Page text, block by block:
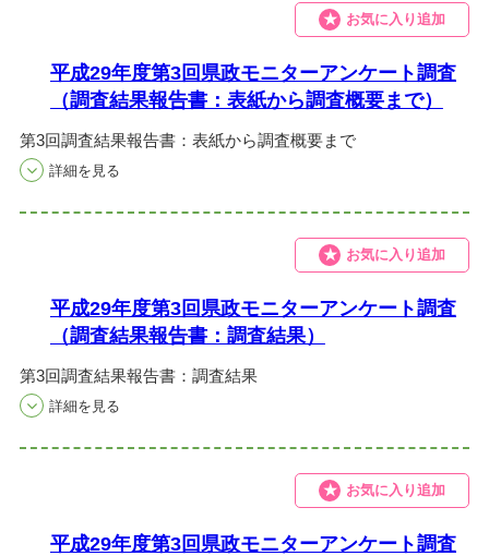
お気に入り追加
平成29年度第3回県政モニターアンケート調査
（調査結果報告書：表紙から調査概要まで）
第3回調査結果報告書：表紙から調査概要まで
お気に入り追加
平成29年度第3回県政モニターアンケート調査
（調査結果報告書：調査結果）
第3回調査結果報告書：調査結果
お気に入り追加
平成29年度第3回県政モニターアンケート調査